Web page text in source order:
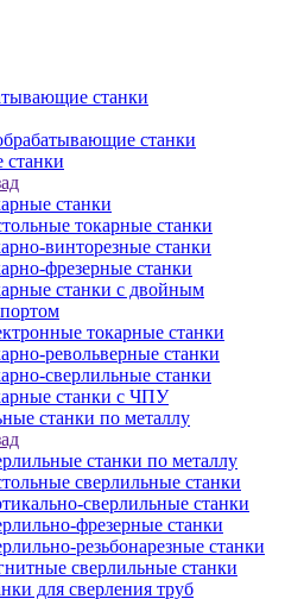
станки
станки
станки
станки
токарные станки
винторезные станки
фрезерные станки
станки с двойным
токарные станки
револьверные станки
сверлильные станки
станки с ЧПУ
станки по металлу
станки по металлу
сверлильные станки
сверлильные станки
фрезерные станки
резьбонарезные станки
сверлильные станки
для сверления труб